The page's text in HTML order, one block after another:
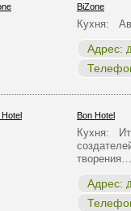
BiZone
Кухня:
Адрес:
Bon Hotel
Кухня:
творения…
Адрес: